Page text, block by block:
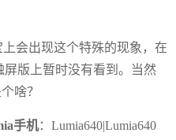
会出现这个特殊的现象，在
屏版上暂时没有看到。当然
啥？
手机：Lumia640|Lumia640